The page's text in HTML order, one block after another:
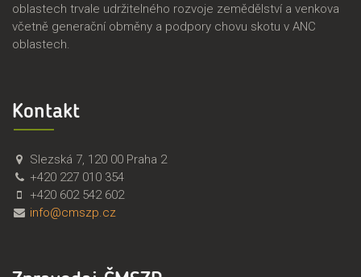
oblastech trvale udržitelného rozvoje zemědělství a venkova
včetně generační obměny a podpory chovu skotu v ANC
oblastech.
Kontakt
Č
M
S
Z
Č
e
s
k
Slezská 7, 120 00 Praha 2
+420 227 010 354
+420 602 542 602
info@cmszp.cz